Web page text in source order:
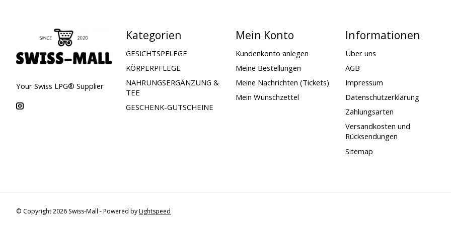
Your Swiss LPG® Supplier
Kategorien
GESICHTSPFLEGE
KÖRPERPFLEGE
NAHRUNGSERGÄNZUNG &
TEE
GESCHENK-GUTSCHEINE
Mein Konto
Kundenkonto anlegen
Meine Bestellungen
Meine Nachrichten (Tickets)
Mein Wunschzettel
Informationen
Über uns
AGB
Impressum
Datenschutzerklärung
Zahlungsarten
Versandkosten und
Rücksendungen
Sitemap
© Copyright 2026 Swiss-Mall - Powered byLightspeed